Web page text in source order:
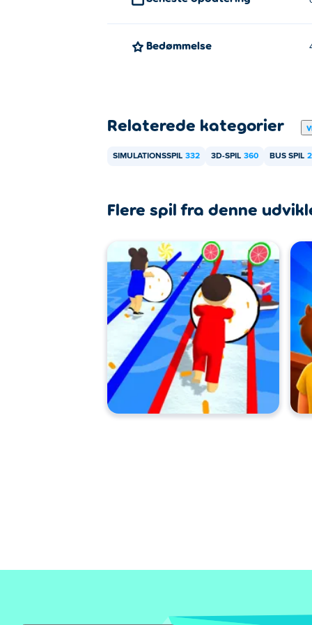
Bedømmelse
Relaterede kategorier
SIMULATIONSSPIL 332 3D-SPIL 360 BUS SPIL 2
Flere spil fra denne